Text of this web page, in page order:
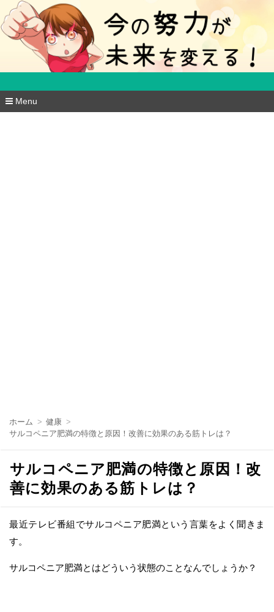
５分で得する豆知識ブログ
Menu
ホーム
健康
サルコペニア肥満の特徴と原因！改善に効果のある筋トレは？
サルコペニア肥満の特徴と原因！改
善に効果のある筋トレは？
最近テレビ番組でサルコペニア肥満という言葉をよく聞きま
す。
サルコペニア肥満とはどういう状態のことなんでしょうか？